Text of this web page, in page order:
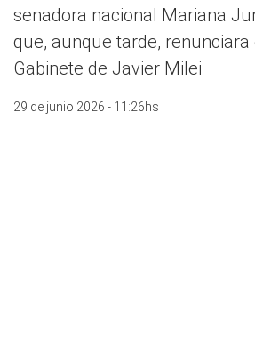
senadora nacional Mariana
que, aunque tarde,
Gabinete de Javier Milei
29 de junio 2026 - 11:26hs